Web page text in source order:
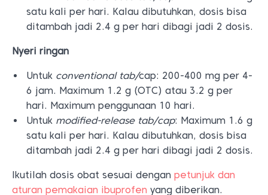
satu kali per hari. Kalau dibutuhkan, dosis bisa
ditambah jadi 2.4 g per hari dibagi jadi 2 dosis.
Nyeri ringan
Untuk conventional tab/cap: 200-400 mg per 4-
6 jam. Maximum 1.2 g (OTC) atau 3.2 g per
hari. Maximum penggunaan 10 hari.
Untuk modified-release tab/cap: Maximum 1.6 g
satu kali per hari. Kalau dibutuhkan, dosis bisa
ditambah jadi 2.4 g per hari dibagi jadi 2 dosis.
Ikutilah dosis obat sesuai dengan petunjuk dan
aturan pemakaian ibuprofen yang diberikan.